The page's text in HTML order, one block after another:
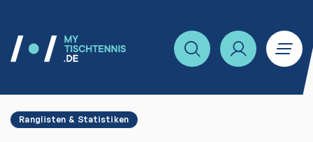
Ranglisten & Statistiken